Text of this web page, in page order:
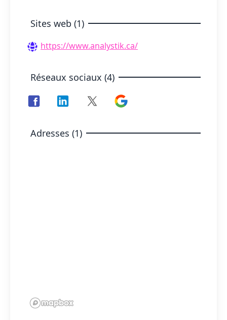
Sites web (1)
https://www.analystik.ca/
Réseaux sociaux (4)
Adresses (1)